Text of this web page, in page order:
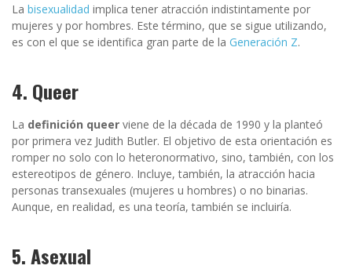
La bisexualidad implica tener atracción indistintamente por
mujeres y por hombres. Este término, que se sigue utilizando,
es con el que se identifica gran parte de la Generación Z.
4. Queer
La definición queer viene de la década de 1990 y la planteó
por primera vez Judith Butler. El objetivo de esta orientación es
romper no solo con lo heteronormativo, sino, también, con los
estereotipos de género. Incluye, también, la atracción hacia
personas transexuales (mujeres u hombres) o no binarias.
Aunque, en realidad, es una teoría, también se incluiría.
5. Asexual